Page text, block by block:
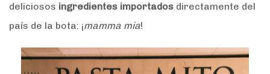
deliciosos ingredientes importados directamente del
país de la bota: ¡mamma mia!